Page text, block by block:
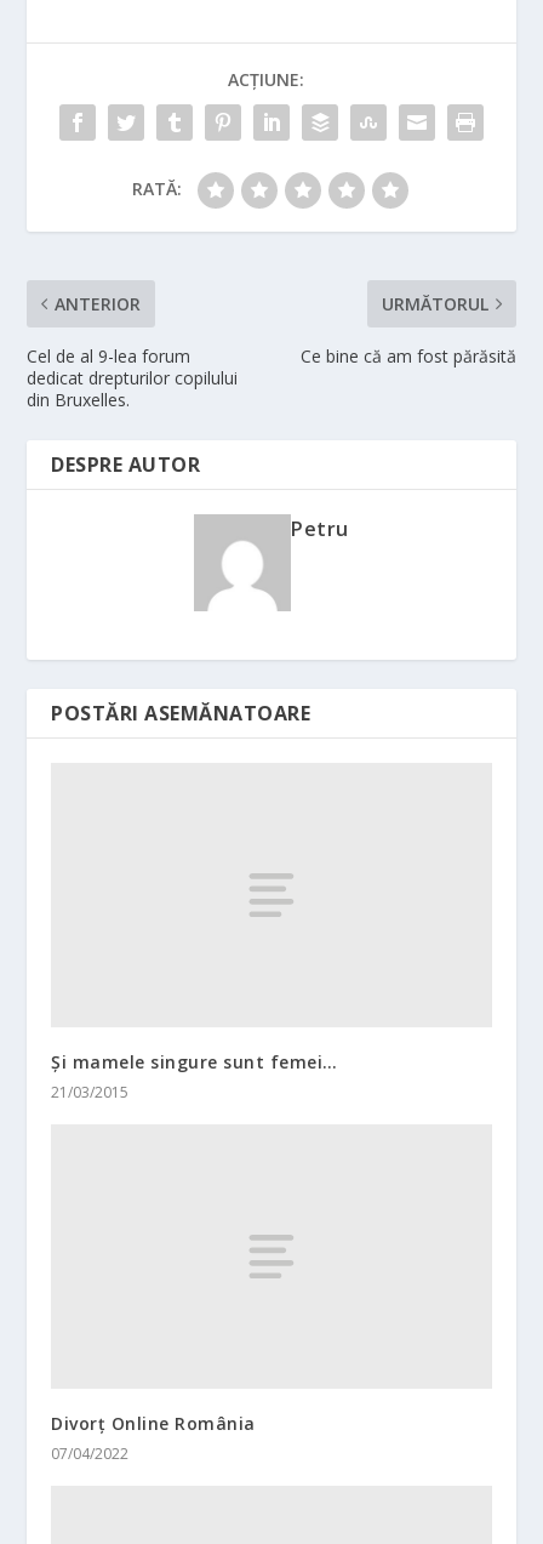
ACȚIUNE:
RATĂ:
ANTERIOR
Cel de al 9-lea forum
dedicat drepturilor copilului
din Bruxelles.
URMĂTORUL
Ce bine că am fost părăsită
DESPRE AUTOR
Petru
POSTĂRI ASEMĂNATOARE
Și mamele singure sunt femei…
21/03/2015
Divorț Online România
07/04/2022